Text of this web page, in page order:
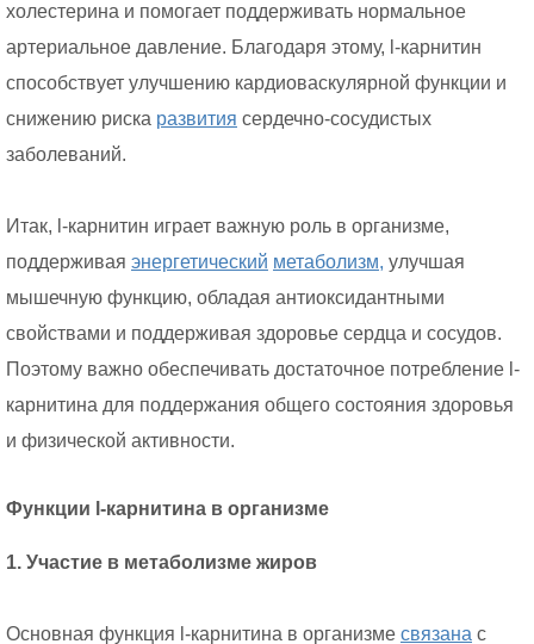
холестерина и помогает поддерживать нормальное
артериальное давление. Благодаря этому, l-карнитин
способствует улучшению кардиоваскулярной функции и
снижению риска развития сердечно-сосудистых
заболеваний.
Итак, l-карнитин играет важную роль в организме,
поддерживая энергетический метаболизм, улучшая
мышечную функцию, обладая антиоксидантными
свойствами и поддерживая здоровье сердца и сосудов.
Поэтому важно обеспечивать достаточное потребление l-
карнитина для поддержания общего состояния здоровья
и физической активности.
Функции l-карнитина в организме
1. Участие в метаболизме жиров
Основная функция l-карнитина в организме связана с